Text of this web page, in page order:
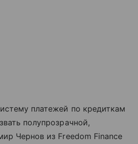
платежей по кредиткам
полупрозрачной,
Чернов из Freedom Finance